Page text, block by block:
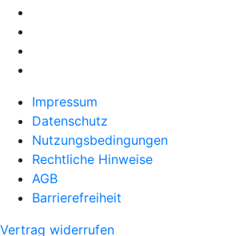
Impressum
Datenschutz
Nutzungsbedingungen
Rechtliche Hinweise
AGB
Barrierefreiheit
Vertrag widerrufen